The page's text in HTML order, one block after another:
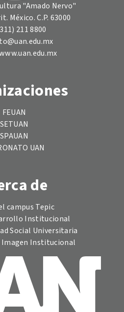
"Amado Nervo"
México. C.P. 63000
211 8800
FEUAN
SETUAN
SPAUAN
UAN
de
campus Tepic
Institucional
Social Universitaria
Imagen Institucional